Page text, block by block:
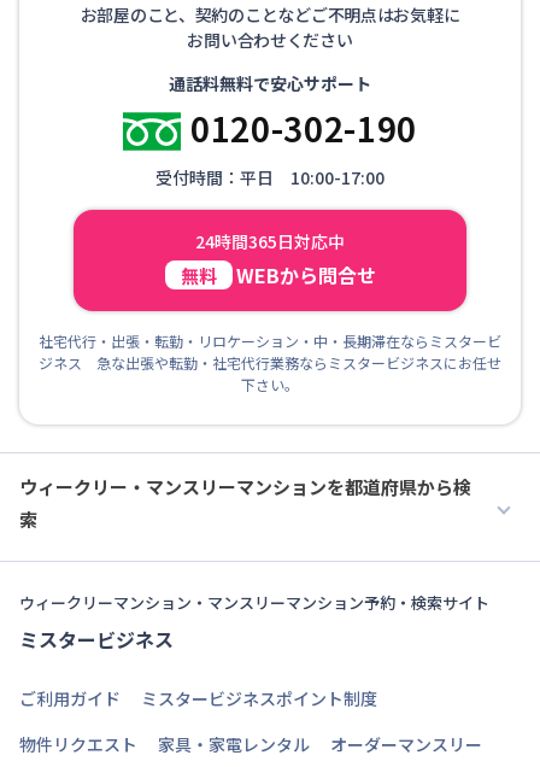
お部屋のこと、契約のことなどご不明点はお気軽に
お問い合わせください
通話料無料で安心サポート
0120-302-190
受付時間：平日 10:00-17:00
24時間365日対応中
無料 WEBから問合せ
社宅代行・出張・転勤・リロケーション・中・長期滞在ならミスタービ
ジネス 急な出張や転勤・社宅代行業務ならミスタービジネスにお任せ
下さい。
ウィークリー・マンスリーマンションを都道府県から検
索
ウィークリーマンション・マンスリーマンション予約・検索サイト
ミスタービジネス
ご利用ガイド
ミスタービジネスポイント制度
物件リクエスト
家具・家電レンタル オーダーマンスリー